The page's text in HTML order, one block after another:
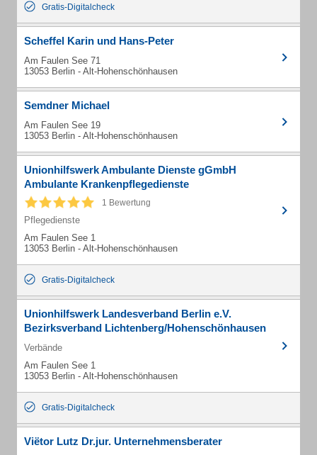
Gratis-Digitalcheck
Scheffel Karin und Hans-Peter
Am Faulen See 71
13053 Berlin - Alt-Hohenschönhausen
Semdner Michael
Am Faulen See 19
13053 Berlin - Alt-Hohenschönhausen
Unionhilfswerk Ambulante Dienste gGmbH
Ambulante Krankenpflegedienste
1 Bewertung
Pflegedienste
Am Faulen See 1
13053 Berlin - Alt-Hohenschönhausen
Gratis-Digitalcheck
Unionhilfswerk Landesverband Berlin e.V.
Bezirksverband Lichtenberg/Hohenschönhausen
Verbände
Am Faulen See 1
13053 Berlin - Alt-Hohenschönhausen
Gratis-Digitalcheck
Viëtor Lutz Dr.jur. Unternehmensberater